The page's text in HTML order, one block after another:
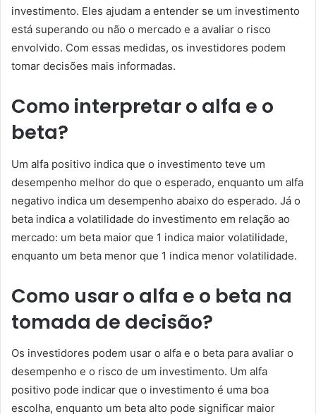
investimento. Eles ajudam a entender se um investimento
está superando ou não o mercado e a avaliar o risco
envolvido. Com essas medidas, os investidores podem
tomar decisões mais informadas.
Como interpretar o alfa e o
beta?
Um alfa positivo indica que o investimento teve um
desempenho melhor do que o esperado, enquanto um alfa
negativo indica um desempenho abaixo do esperado. Já o
beta indica a volatilidade do investimento em relação ao
mercado: um beta maior que 1 indica maior volatilidade,
enquanto um beta menor que 1 indica menor volatilidade.
Como usar o alfa e o beta na
tomada de decisão?
Os investidores podem usar o alfa e o beta para avaliar o
desempenho e o risco de um investimento. Um alfa
positivo pode indicar que o investimento é uma boa
escolha, enquanto um beta alto pode significar maior